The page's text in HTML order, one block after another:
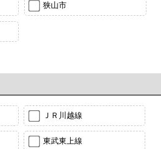
狭山市
ＪＲ川越線
東武東上線